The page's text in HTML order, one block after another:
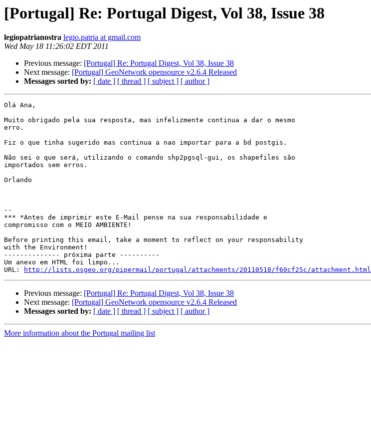
[Portugal] Re: Portugal Digest, Vol 38, Issue 38
legiopatrianostra legio.patria at gmail.com
Wed May 18 11:26:02 EDT 2011
Previous message: [Portugal] Re: Portugal Digest, Vol 38, Issue 38
Next message: [Portugal] GeoNetwork opensource v2.6.4 Released
Messages sorted by: [ date ] [ thread ] [ subject ] [ author ]
Olá Ana,
Muito obrigado pela sua resposta, mas infelizmente continua a dar o mesmo
erro.
Fiz o que tinha sugerido mas continua a nao importar para a bd postgis.
Não sei o que será, utilizando o comando shp2pgsql-gui, os shapefiles são
importados sem erros.
Orlando
--
*** *Antes de imprimir este E-Mail pense na sua responsabilidade e
compromisso com o MEIO AMBIENTE!
Before printing this email, take a moment to reflect on your responsability
with the Environment!
-------------- próxima parte ----------
Um anexo em HTML foi limpo...
URL:
http://lists.osgeo.org/pipermail/portugal/attachments/20110518/f60cf25c/attachment.html
Previous message: [Portugal] Re: Portugal Digest, Vol 38, Issue 38
Next message: [Portugal] GeoNetwork opensource v2.6.4 Released
Messages sorted by: [ date ] [ thread ] [ subject ] [ author ]
More information about the Portugal mailing list